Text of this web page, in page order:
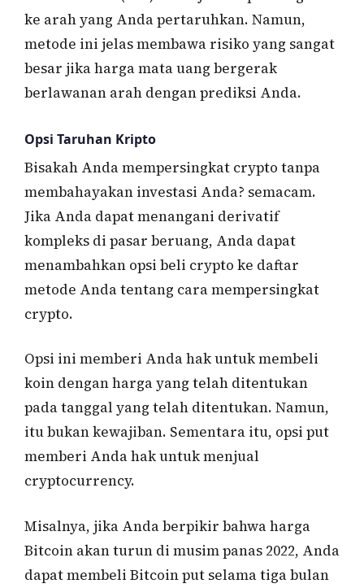
ke arah yang Anda pertaruhkan. Namun,
metode ini jelas membawa risiko yang sangat
besar jika harga mata uang bergerak
berlawanan arah dengan prediksi Anda.
Opsi Taruhan Kripto
Bisakah Anda mempersingkat crypto tanpa
membahayakan investasi Anda? semacam.
Jika Anda dapat menangani derivatif
kompleks di pasar beruang, Anda dapat
menambahkan opsi beli crypto ke daftar
metode Anda tentang cara mempersingkat
crypto.
Opsi ini memberi Anda hak untuk membeli
koin dengan harga yang telah ditentukan
pada tanggal yang telah ditentukan. Namun,
itu bukan kewajiban. Sementara itu, opsi put
memberi Anda hak untuk menjual
cryptocurrency.
Misalnya, jika Anda berpikir bahwa harga
Bitcoin akan turun di musim panas 2022, Anda
dapat membeli Bitcoin put selama tiga bulan